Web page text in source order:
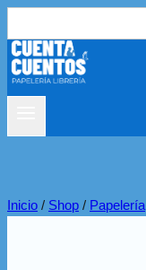
Buscar:
Inicio / Shop / Papelería